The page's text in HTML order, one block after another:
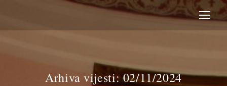
Arhiva vijesti:02/11/2024